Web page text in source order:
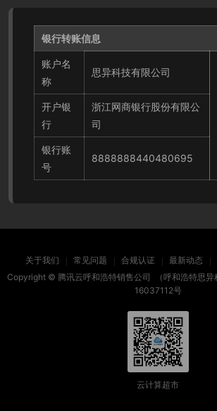
银行转账信息
账户名
称
思异科技有限公司
开户银
行
浙江网商银行股份有限公
司
银行账
号
8888888440480695
关于我们 常见问题 合规认证 最新动态
Copyright © 腾讯云呼和浩特销售公司 （呼和浩特思
16037112号
云计算超市